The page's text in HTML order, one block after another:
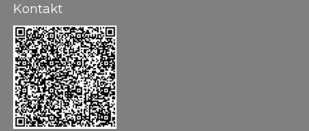
Kontakt